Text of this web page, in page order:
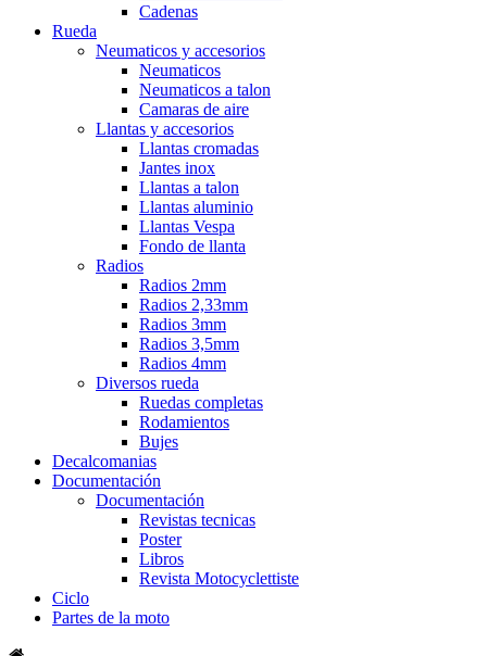
Cadenas
Rueda
Neumaticos y accesorios
Neumaticos
Neumaticos a talon
Camaras de aire
Llantas y accesorios
Llantas cromadas
Jantes inox
Llantas a talon
Llantas aluminio
Llantas Vespa
Fondo de llanta
Radios
Radios 2mm
Radios 2,33mm
Radios 3mm
Radios 3,5mm
Radios 4mm
Diversos rueda
Ruedas completas
Rodamientos
Bujes
Decalcomanias
Documentación
Documentación
Revistas tecnicas
Poster
Libros
Revista Motocyclettiste
Ciclo
Partes de la moto